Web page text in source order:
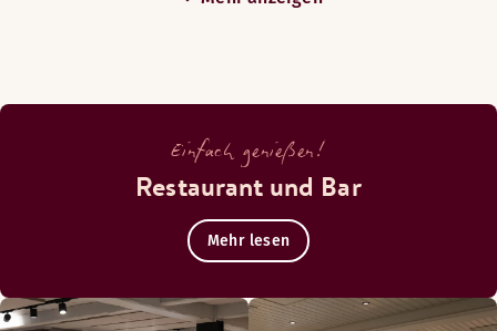
Einfach genießen!
Restaurant und Bar
Mehr lesen